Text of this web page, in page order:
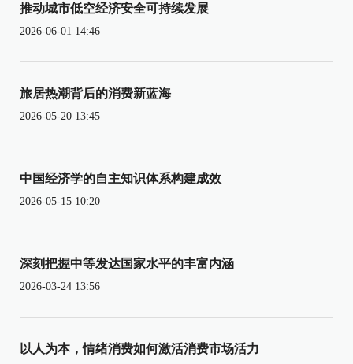
推动城市低空经济安全可持续发展
2026-06-01 14:46
旅居热潮背后的消费新蓝海
2026-05-20 13:45
中国经济学的自主知识体系构建成效
2026-05-15 10:20
深刻把握中等发达国家水平的丰富内涵
2026-03-24 13:56
以人为本，情绪消费如何激活消费市场活力